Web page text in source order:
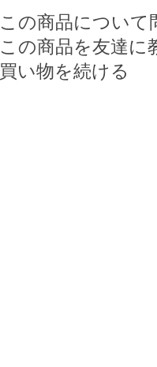
この商品について
この商品を友達に
買い物を続ける